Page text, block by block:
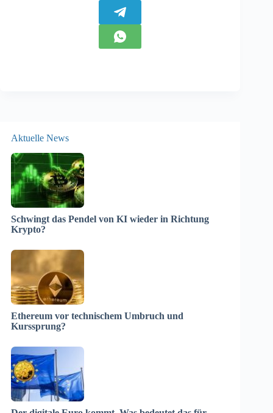
Aktuelle News
Schwingt das Pendel von KI wieder in Richtung
Krypto?
Ethereum vor technischem Umbruch und
Kurssprung?